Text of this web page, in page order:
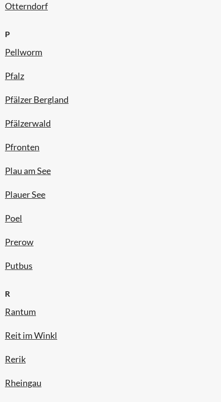
Otterndorf
P
Pellworm
Pfalz
Pfälzer Bergland
Pfälzerwald
Pfronten
Plau am See
Plauer See
Poel
Prerow
Putbus
R
Rantum
Reit im Winkl
Rerik
Rheingau